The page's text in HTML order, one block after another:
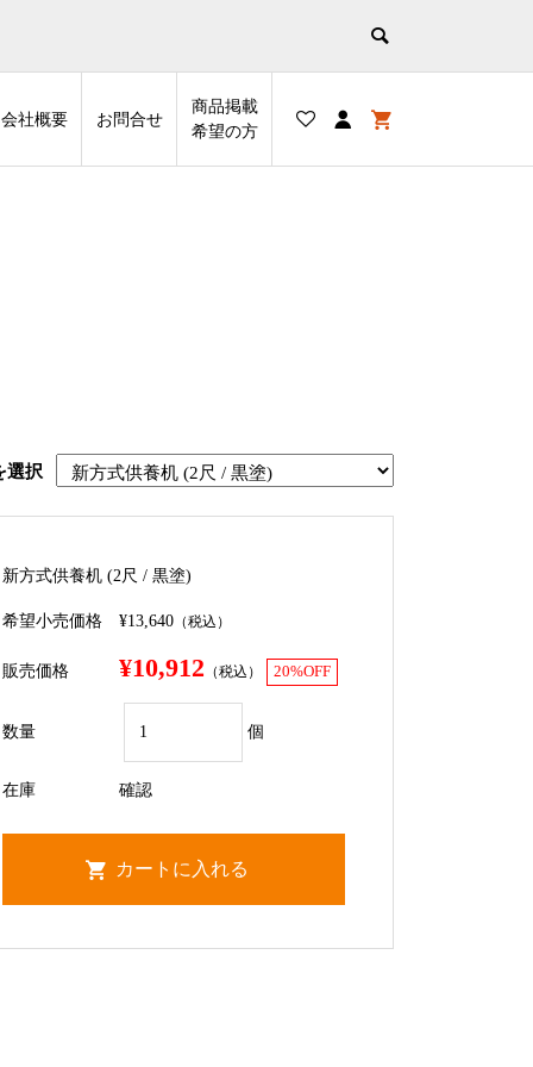
会社概要 お問合せ
商品掲載
希望の⽅
選択
新方式供養机 (2尺 / 黒塗)
希望小売価格 ¥13,640（税込）
販売価格 ¥10,912 （税込） 20%OFF
数量 個
在庫 確認